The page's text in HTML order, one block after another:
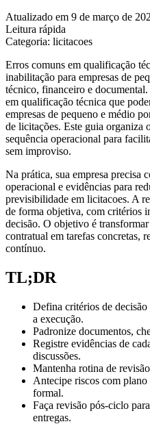
Atualizado em 9 de março de
Leitura rápida
Categoria: licitacoes
Erros comuns em qualificação
inabilitação para empresas de
técnico, financeiro e
em qualificação técnica que
empresas de pequeno e médio
de licitações. Este guia organiza
sequência operacional para
sem improviso.
Na prática, sua empresa precisa
operacional e evidências para
previsibilidade em licitacoes. A
de forma objetiva, com critérios
decisão. O objetivo é
contratual em tarefas concretas,
contínuo.
TL;DR
Defina critérios de
a execução.
Padronize documentos,
Registre evidências de
discussões.
Mantenha rotina de
Antecipe riscos com
formal.
Faça revisão pós-ciclo
entregas.